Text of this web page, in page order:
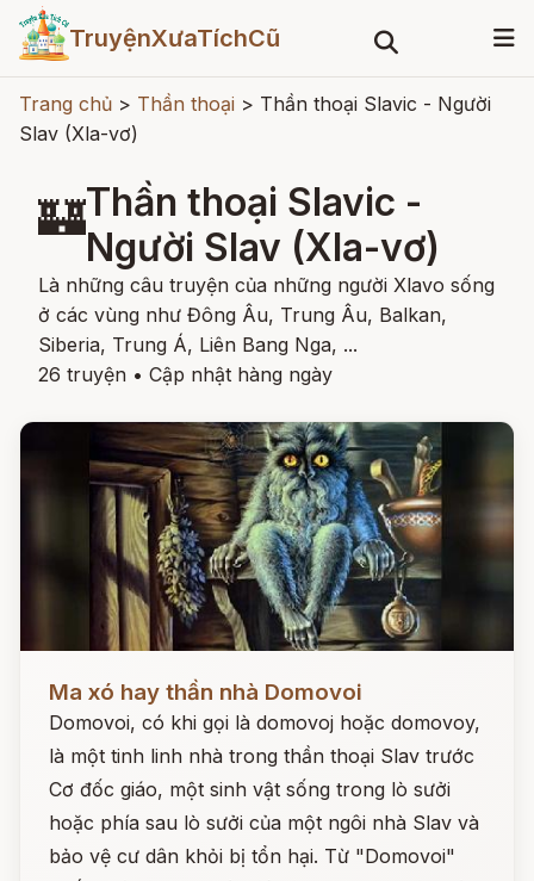
TruyệnXưaTíchCũ
Trang chủ > Thần thoại > Thần thoại Slavic - Người
Slav (Xla-vơ)
🏰Thần thoại Slavic -
Người Slav (Xla-vơ)
Là những câu truyện của những người Xlavo sống
ở các vùng như Đông Âu, Trung Âu, Balkan,
Siberia, Trung Á, Liên Bang Nga, ...
26 truyện • Cập nhật hàng ngày
Ma xó hay thần nhà Domovoi
Domovoi, có khi gọi là domovoj hoặc domovoy,
là một tinh linh nhà trong thần thoại Slav trước
Cơ đốc giáo, một sinh vật sống trong lò sưởi
hoặc phía sau lò sưởi của một ngôi nhà Slav và
bảo vệ cư dân khỏi bị tổn hại. Từ "Domovoi"